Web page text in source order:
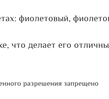
фиолетовый,
что делает его
разрешения запрещено